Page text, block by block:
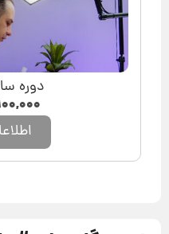
دوره